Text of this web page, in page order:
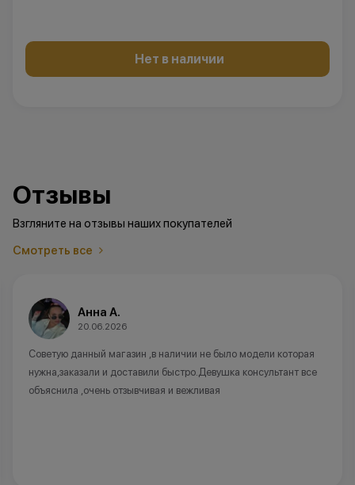
Нет в наличии
Отзывы
Взгляните на отзывы наших покупателей
Смотреть все
Анна А.
20.06.2026
Советую данный магазин ,в наличии не было модели которая
нужна,заказали и доставили быстро.Девушка консультант все
объяснила ,очень отзывчивая и вежливая